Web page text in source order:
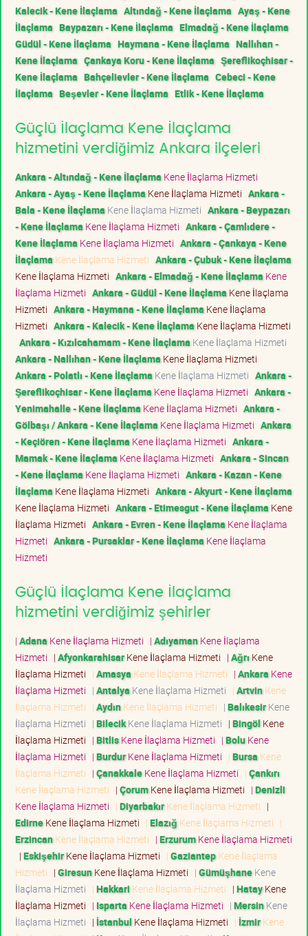
Kalecik - Kene İlaçlama Altındağ - Kene İlaçlama Ayaş - Kene
İlaçlama Baypazarı - Kene İlaçlama Elmadağ - Kene İlaçlama
Güdül - Kene İlaçlama Haymana - Kene İlaçlama Nallıhan -
Kene İlaçlama Çankaya Koru - Kene İlaçlama Şereflikoçhisar -
Kene İlaçlama Bahçelievler - Kene İlaçlama Cebeci - Kene
İlaçlama Beşevler - Kene İlaçlama Etlik - Kene İlaçlama
Güçlü İlaçlama Kene İlaçlama
hizmetini verdiğimiz Ankara ilçeleri
Ankara - Altındağ - Kene İlaçlama Kene İlaçlama Hizmeti
Ankara - Ayaş - Kene İlaçlama Kene İlaçlama Hizmeti Ankara -
Bala - Kene İlaçlama Kene İlaçlama Hizmeti Ankara - Beypazarı
- Kene İlaçlama Kene İlaçlama Hizmeti Ankara - Çamlıdere -
Kene İlaçlama Kene İlaçlama Hizmeti Ankara - Çankaya - Kene
İlaçlama Kene İlaçlama Hizmeti Ankara - Çubuk - Kene İlaçlama
Kene İlaçlama Hizmeti Ankara - Elmadağ - Kene İlaçlama Kene
İlaçlama Hizmeti Ankara - Güdül - Kene İlaçlama Kene İlaçlama
Hizmeti Ankara - Haymana - Kene İlaçlama Kene İlaçlama
Hizmeti Ankara - Kalecik - Kene İlaçlama Kene İlaçlama Hizmeti
Ankara - Kızılcahamam - Kene İlaçlama Kene İlaçlama Hizmeti
Ankara - Nallıhan - Kene İlaçlama Kene İlaçlama Hizmeti
Ankara - Polatlı - Kene İlaçlama Kene İlaçlama Hizmeti Ankara -
Şereflikoçhisar - Kene İlaçlama Kene İlaçlama Hizmeti Ankara -
Yenimahalle - Kene İlaçlama Kene İlaçlama Hizmeti Ankara -
Gölbaşı / Ankara - Kene İlaçlama Kene İlaçlama Hizmeti Ankara
- Keçiören - Kene İlaçlama Kene İlaçlama Hizmeti Ankara -
Mamak - Kene İlaçlama Kene İlaçlama Hizmeti Ankara - Sincan
- Kene İlaçlama Kene İlaçlama Hizmeti Ankara - Kazan - Kene
İlaçlama Kene İlaçlama Hizmeti Ankara - Akyurt - Kene İlaçlama
Kene İlaçlama Hizmeti Ankara - Etimesgut - Kene İlaçlama Kene
İlaçlama Hizmeti Ankara - Evren - Kene İlaçlama Kene İlaçlama
Hizmeti Ankara - Pursaklar - Kene İlaçlama Kene İlaçlama
Hizmeti
Güçlü İlaçlama Kene İlaçlama
hizmetini verdiğimiz şehirler
| Adana Kene İlaçlama Hizmeti | AdıyamanKene İlaçlama
Hizmeti | AfyonkarahisarKene İlaçlama Hizmeti | Ağrı Kene
İlaçlama Hizmeti | Amasya Kene İlaçlama Hizmeti | Ankara Kene
İlaçlama Hizmeti | Antalya Kene İlaçlama Hizmeti | ArtvinKene
İlaçlama Hizmeti | AydınKene İlaçlama Hizmeti | BalıkesirKene
İlaçlama Hizmeti | BilecikKene İlaçlama Hizmeti | Bingöl Kene
İlaçlama Hizmeti | BitlisKene İlaçlama Hizmeti | BoluKene
İlaçlama Hizmeti | BurdurKene İlaçlama Hizmeti | Bursa Kene
İlaçlama Hizmeti | ÇanakkaleKene İlaçlama Hizmeti | Çankırı
Kene İlaçlama Hizmeti | ÇorumKene İlaçlama Hizmeti | Denizli
Kene İlaçlama Hizmeti | DiyarbakırKene İlaçlama Hizmeti |
EdirneKene İlaçlama Hizmeti | Elazığ Kene İlaçlama Hizmeti |
ErzincanKene İlaçlama Hizmeti | ErzurumKene İlaçlama Hizmeti
| EskişehirKene İlaçlama Hizmeti | GaziantepKene İlaçlama
Hizmeti | GiresunKene İlaçlama Hizmeti | GümüşhaneKene
İlaçlama Hizmeti | Hakkari Kene İlaçlama Hizmeti | HatayKene
İlaçlama Hizmeti | Isparta Kene İlaçlama Hizmeti | MersinKene
İlaçlama Hizmeti | İstanbul Kene İlaçlama Hizmeti | İzmirKene